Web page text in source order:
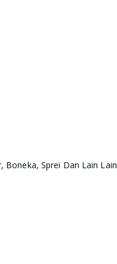
Boneka, Sprei Dan Lain Lain